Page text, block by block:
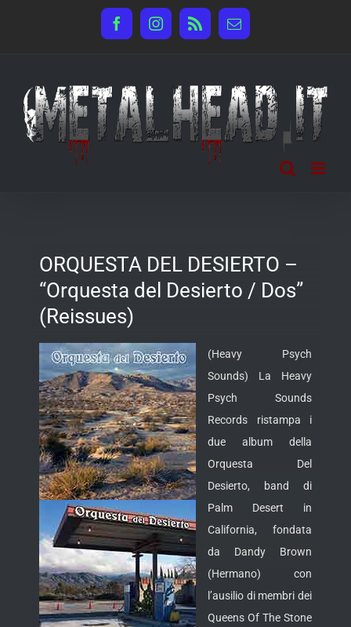
FacebookInstagram
Rss Email
ORQUESTA DEL DESIERTO –
“Orquesta del Desierto / Dos”
(Reissues)
(Heavy Psych
Sounds) La Heavy
Psych Sounds
Records ristampa i
due album della
Orquesta Del
Desierto, band di
Palm Desert in
California, fondata
da Dandy Brown
(Hermano) con
l’ausilio di membri dei
Queens Of The Stone